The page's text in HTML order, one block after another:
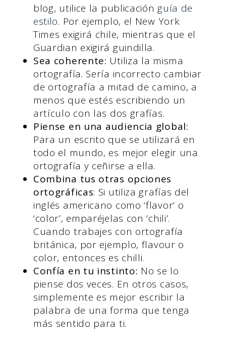
blog, utilice la publicaciónguía de
estilo. Por ejemplo, el New York
Times exigirá chile, mientras que el
Guardian exigirá guindilla.
Sea coherente: Utiliza la misma
ortografía. Sería incorrecto cambiar
de ortografía a mitad de camino, a
menos que estés escribiendo un
artículo con las dos grafías.
Piense en una audiencia global:
Para un escrito que se utilizará en
todo el mundo, es mejor elegir una
ortografía y ceñirse a ella.
Combina tus otras opciones
ortográficas: Si utiliza grafías del
inglés americano como ‘flavor’ o
‘color’, emparéjelas con ‘chili’.
Cuando trabajes con ortografía
británica, por ejemplo, flavour o
color, entonces es chilli.
Confía en tu instinto: No se lo
piense dos veces. En otros casos,
simplemente es mejor escribir la
palabra de una forma que tenga
más sentido para ti.